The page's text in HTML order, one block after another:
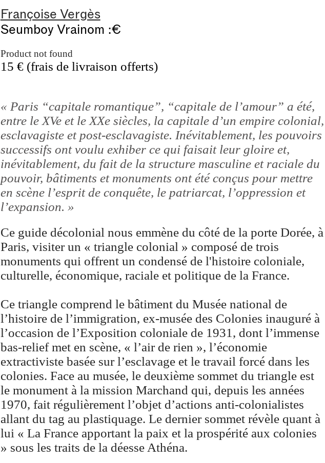
Françoise Vergès
Seumboy Vrainom :€
Product not found
15 € (frais de livraison offerts)
« Paris “capitale romantique”, “capitale de l’amour” a été,
entre le XVe et le XXe siècles, la capitale d’un empire colonial,
esclavagiste et post-esclavagiste. Inévitablement, les pouvoirs
successifs ont voulu exhiber ce qui faisait leur gloire et,
inévitablement, du fait de la structure masculine et raciale du
pouvoir, bâtiments et monuments ont été conçus pour mettre
en scène l’esprit de conquête, le patriarcat, l’oppression et
l’expansion. »
Ce guide décolonial nous emmène du côté de la porte Dorée, à
Paris, visiter un « triangle colonial » composé de trois
monuments qui offrent un condensé de l'histoire coloniale,
culturelle, économique, raciale et politique de la France.
Ce triangle comprend le bâtiment du Musée national de
l’histoire de l’immigration, ex-musée des Colonies inauguré à
l’occasion de l’Exposition coloniale de 1931, dont l’immense
bas-relief met en scène, « l’air de rien », l’économie
extractiviste basée sur l’esclavage et le travail forcé dans les
colonies. Face au musée, le deuxième sommet du triangle est
le monument à la mission Marchand qui, depuis les années
1970, fait régulièrement l’objet d’actions anti-colonialistes
allant du tag au plastiquage. Le dernier sommet révèle quant à
lui « La France apportant la paix et la prospérité aux colonies
» sous les traits de la déesse Athéna.